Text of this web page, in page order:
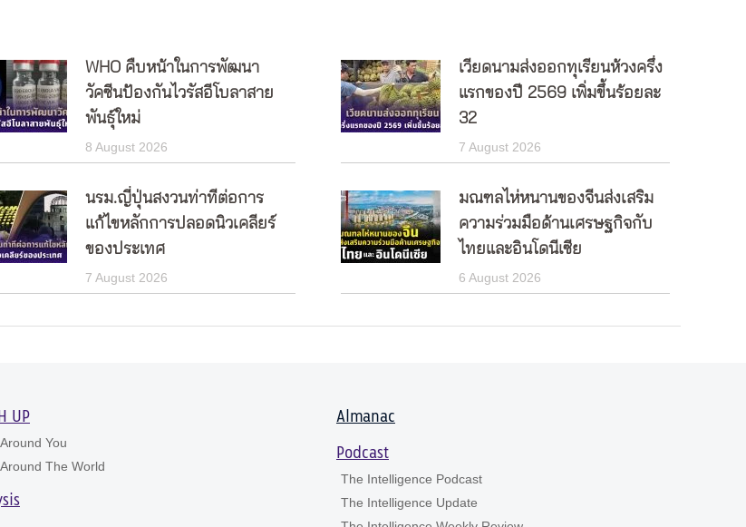
WHO คืบหน้าในการพัฒนา
วัคซีนป้องกันไวรัสอีโบลาสาย
พันธุ์ใหม่
8 August 2026
เวียดนามส่งออกทุเรียนห้วงครึ่ง
แรกของปี 2569 เพิ่มขึ้นร้อยละ
32
7 August 2026
นรม.ญี่ปุ่นสงวนท่าทีต่อการ
แก้ไขหลักการปลอดนิวเคลียร์
ของประเทศ
7 August 2026
มณฑลไห่หนานของจีนส่งเสริม
ความร่วมมือด้านเศรษฐกิจกับ
ไทยและอินโดนีเซีย
6 August 2026
UP
You
The World
Almanac
Podcast
The Intelligence Podcast
The Intelligence Update